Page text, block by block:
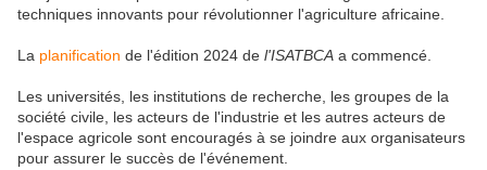
techniques innovants pour révolutionner l'agriculture africaine.
La planification de l'édition 2024 de l'ISATBCA a commencé.
Les universités, les institutions de recherche, les groupes de la
société civile, les acteurs de l'industrie et les autres acteurs de
l'espace agricole sont encouragés à se joindre aux organisateurs
pour assurer le succès de l'événement.